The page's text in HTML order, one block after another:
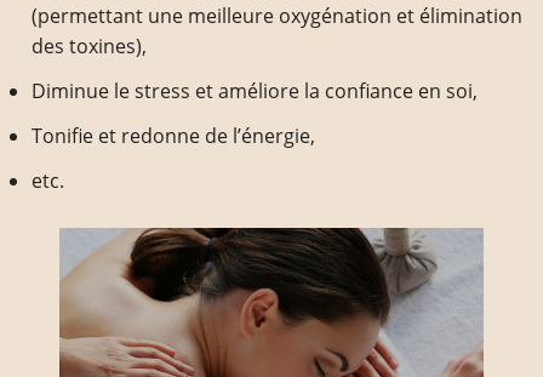
(permettant une meilleure oxygénation et élimination
des toxines),
Diminue le stress et améliore la confiance en soi,
Tonifie et redonne de l’énergie,
etc.